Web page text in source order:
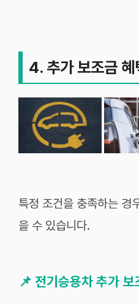
4. 추가 보조금 혜
특정 조건을 충족하는 경
을 수 있습니다.
📌 전기승용차 추가 보